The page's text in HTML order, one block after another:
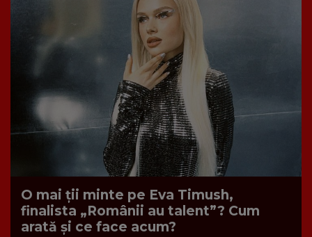
O mai ții minte pe Eva Timush,
finalista „Românii au talent”? Cum
arată și ce face acum?